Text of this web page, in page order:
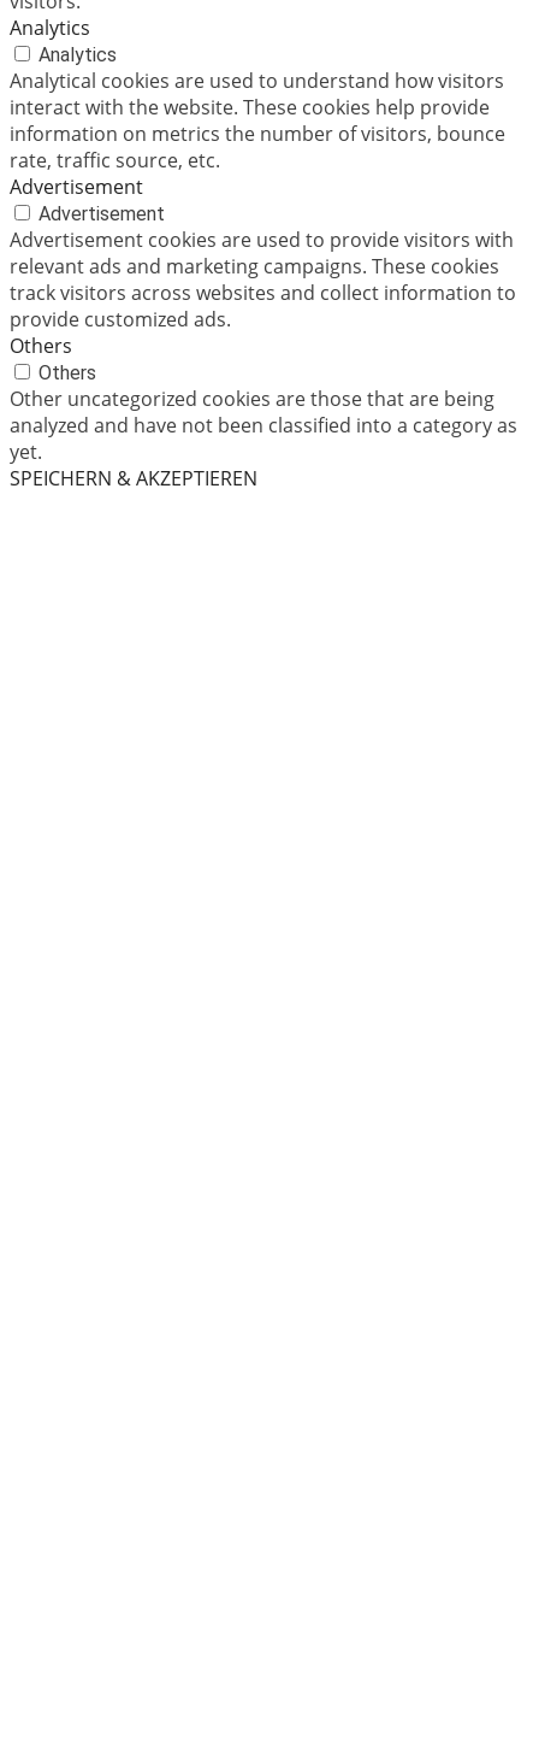
Analytics
Analytics
Analytical cookies are used to understand how visitors
interact with the website. These cookies help provide
information on metrics the number of visitors, bounce
rate, traffic source, etc.
Advertisement
Advertisement
Advertisement cookies are used to provide visitors with
relevant ads and marketing campaigns. These cookies
track visitors across websites and collect information to
provide customized ads.
Others
Others
Other uncategorized cookies are those that are being
analyzed and have not been classified into a category as
yet.
SPEICHERN & AKZEPTIEREN